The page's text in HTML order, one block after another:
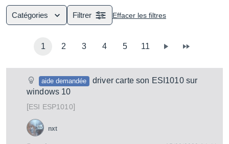
Catégories Filtrer Effacer les filtres
1 2 3 4 5 11
aide demandée
driver carte son ESI1010 sur
windows 10
[ESI ESP1010]
nxt